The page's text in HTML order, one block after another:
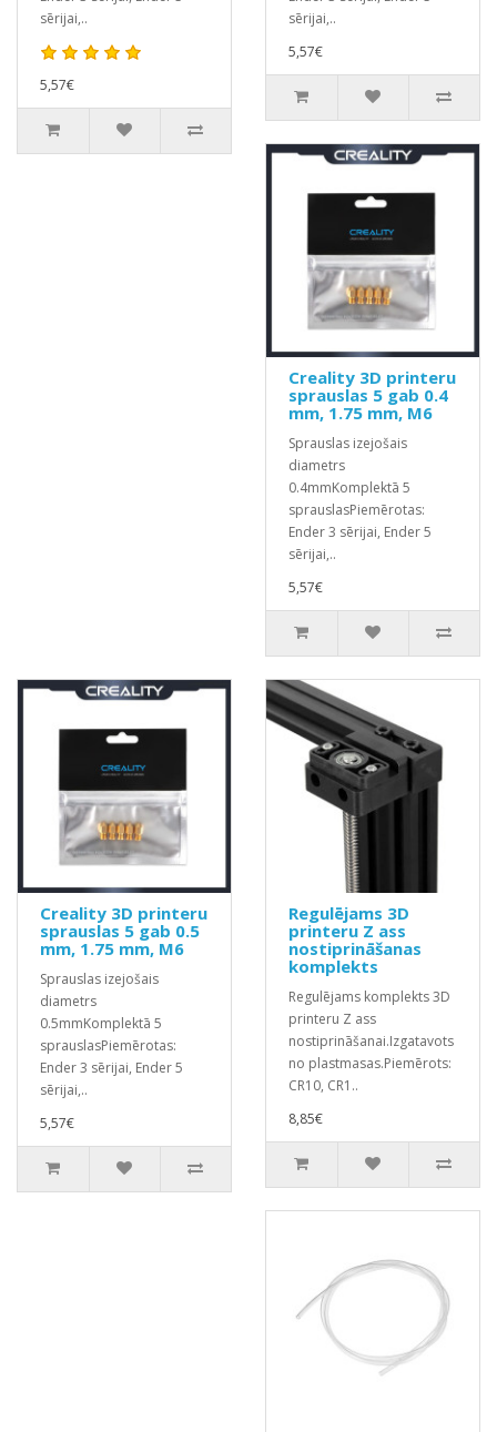
sērijai,..
5,57€
sērijai,..
5,57€
Creality 3D printeru
sprauslas 5 gab 0.4
mm, 1.75 mm, M6
Sprauslas izejošais
diametrs
0.4mmKomplektā 5
sprauslasPiemērotas:
Ender 3 sērijai, Ender 5
sērijai,..
5,57€
Creality 3D printeru
sprauslas 5 gab 0.5
mm, 1.75 mm, M6
Sprauslas izejošais
diametrs
0.5mmKomplektā 5
sprauslasPiemērotas:
Ender 3 sērijai, Ender 5
sērijai,..
5,57€
Regulējams 3D
printeru Z ass
nostiprināšanas
komplekts
Regulējams komplekts 3D
printeru Z ass
nostiprināšanai.Izgatavots
no plastmasas.Piemērots:
CR10, CR1..
8,85€